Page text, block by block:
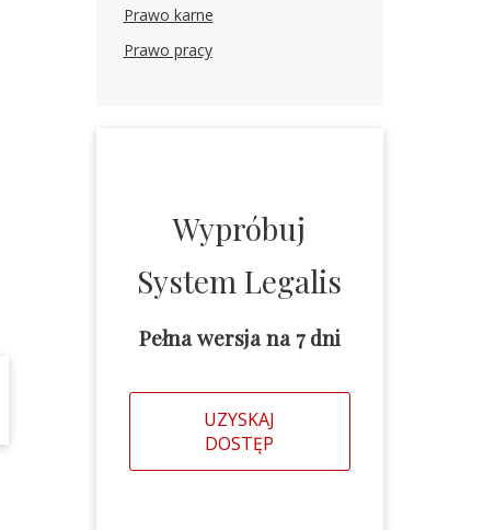
Prawo karne
Prawo pracy
Wypróbuj
System Legalis
Pełna wersja na 7 dni
UZYSKAJ
DOSTĘP